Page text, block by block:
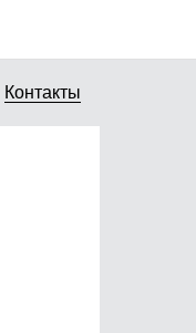
Контакты